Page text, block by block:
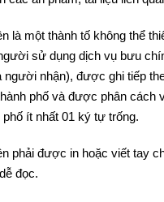
là một thành tố không thể
sử dụng dịch vụ bưu
nhận), được ghi tiếp
phố và được phân cách
phố ít nhất 01 ký tự trống.
phải được in hoặc viết tay
đọc.